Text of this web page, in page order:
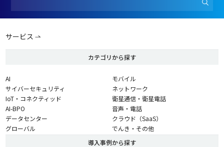
サービス
カテゴリから探す
AI
サイバーセキュリティ
IoT・コネクティッド
AI-BPO
データセンター
グローバル
モバイル
ネットワーク
衛星通信・衛星電話
音声・電話
クラウド（SaaS）
でんき・その他
導入事例から探す